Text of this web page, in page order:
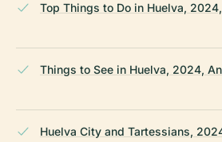
Top Things to Do in Huelva,
Things to See in Huelva, 2024,
Huelva City and Tartessians,